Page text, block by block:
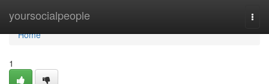
yoursocialpeople
Home
Home
1